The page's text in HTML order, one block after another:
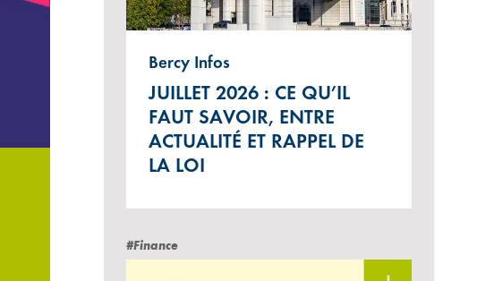
Bercy Infos
JUILLET 2026 : CE QU’IL
FAUT SAVOIR, ENTRE
ACTUALITÉ ET RAPPEL DE
LA LOI
#Finance